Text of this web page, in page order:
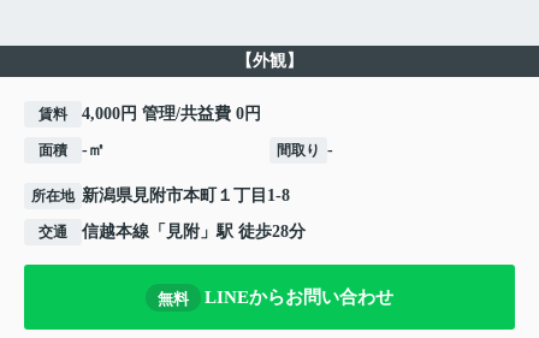
【外観】
賃料 4,000円 管理/共益費 0円
面積 -㎡ 間取り -
所在地 新潟県見附市本町 １丁目1-8
交通 信越本線 「 見附 」駅 徒歩28分
無料 LINEからお問い合わせ